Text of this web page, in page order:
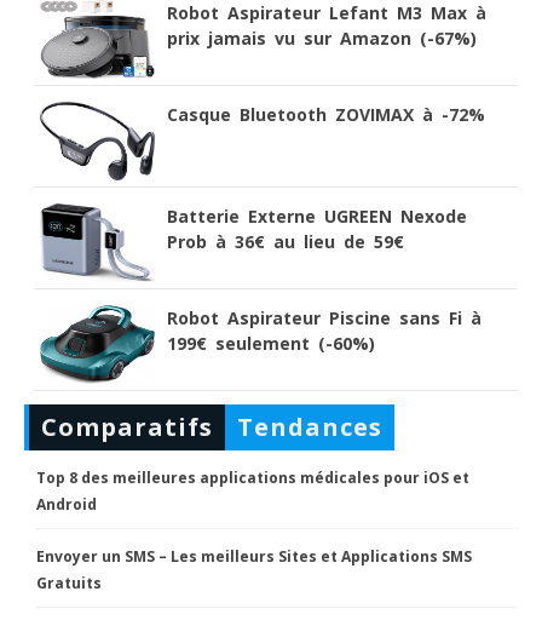
Robot Aspirateur Lefant M3 Max à
prix jamais vu sur Amazon (-67%)
Casque Bluetooth ZOVIMAX à -72%
Batterie Externe UGREEN Nexode
Prob à 36€ au lieu de 59€
Robot Aspirateur Piscine sans Fi à
199€ seulement (-60%)
Comparatifs Tendances
Top 8 des meilleures applications médicales pour iOS et
Android
Envoyer un SMS – Les meilleurs Sites et Applications SMS
Gratuits